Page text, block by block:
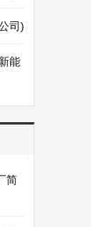
司)
能
简